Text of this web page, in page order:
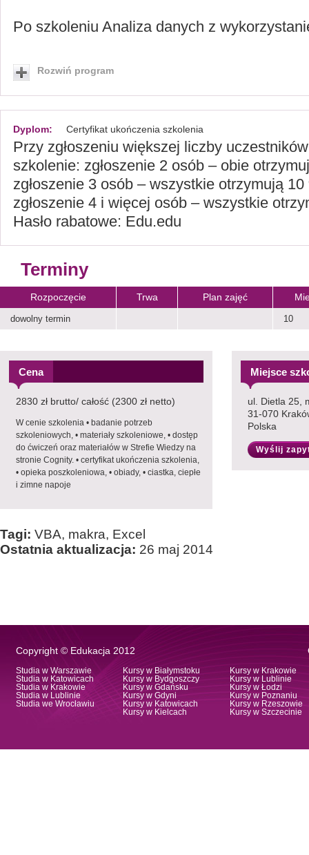
Po szkoleniu Analiza danych z
Rozwiń program
Dyplom: Certyfikat ukończenia szkolenia
Przy zgłoszeniu większej liczby
szkolenie: zgłoszenie 2 osób – obie
zgłoszenie 3 osób – wszystkie otrzymują
zgłoszenie 4 i więcej osób – wszystkie
Hasło rabatowe: Edu.edu
Terminy
Rozpoczęcie Trwa Plan zajęć
dowolny termin 10
Cena
2830 zł brutto/ całość (2300 zł netto)
W cenie szkolenia • badanie potrzeb
szkoleniowych, • materiały szkoleniowe, • dostęp
do ćwiczeń oraz materiałów w Strefie Wiedzy na
stronie Cognity. • certyfikat ukończenia szkolenia,
• opieka poszkoleniowa, • obiady, • ciastka, ciepłe
i zimne napoje
Miejsce
ul. Dietla 25,
31-070
Polska
Wyślij
Tagi: VBA, makra, Excel
Ostatnia aktualizacja: 26 maj 2014
Copyright © Edukacja 2012
Studia w Warszawie
Studia w Katowicach
Studia w Krakowie
Studia w Lublinie
Studia we Wrocławiu
Kursy w Białymstoku
Kursy w Bydgoszczy
Kursy w Gdańsku
Kursy w Gdyni
Kursy w Katowicach
Kursy w Kielcach
Kursy w Krakowie
Kursy w Lublinie
Kursy w Łodzi
Kursy w Poznaniu
Kursy w Rzeszowie
Kursy w Szczecinie